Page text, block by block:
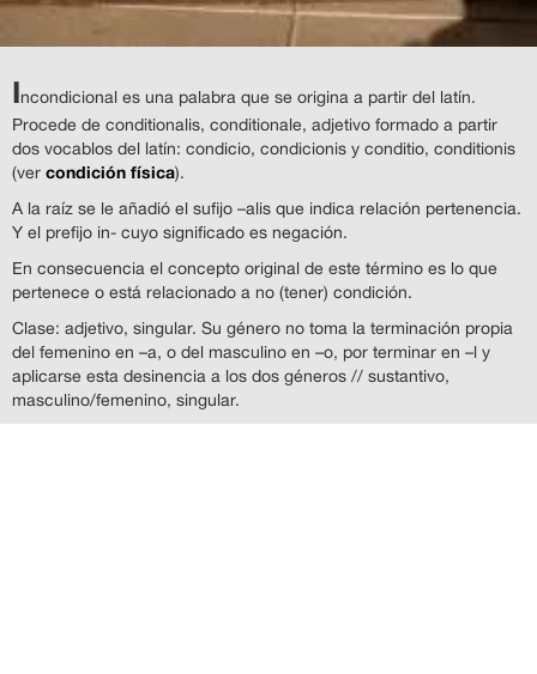
Incondicional es una palabra que se origina a partir del latín.
Procede de conditionalis, conditionale, adjetivo formado a partir
dos vocablos del latín: condicio, condicionis y conditio, conditionis
(ver condición física).
A la raíz se le añadió el sufijo –alis que indica relación pertenencia.
Y el prefijo in- cuyo significado es negación.
En consecuencia el concepto original de este término es lo que
pertenece o está relacionado a no (tener) condición.
Clase: adjetivo, singular. Su género no toma la terminación propia
del femenino en –a, o del masculino en –o, por terminar en –l y
aplicarse esta desinencia a los dos géneros // sustantivo,
masculino/femenino, singular.